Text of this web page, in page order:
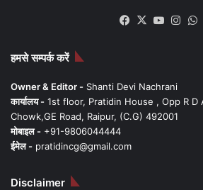
Facebook
X
हमसे सम्पर्क करें
Owner & Editor - Shanti Devi Nachrani
कार्यालय - 1st floor, Pratidin House , Opp R D
Chowk,GE Road, Raipur, (C.G) 492001
मोबाइल - +91-9806044444
ईमेल - pratidincg@gmail.com
Disclaimer